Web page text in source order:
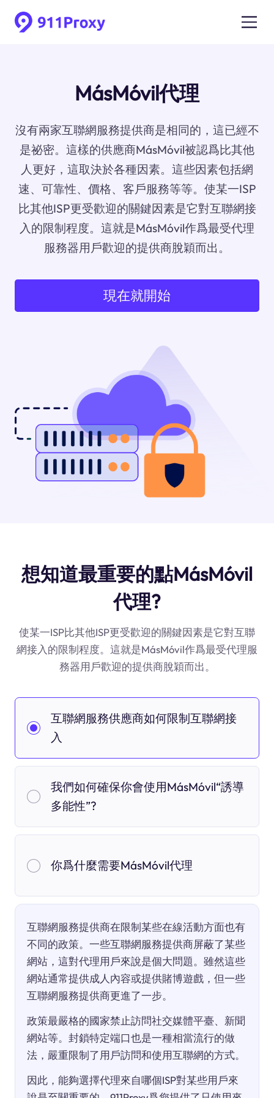
MásMóvil代理
沒有兩家互聯網服務提供商是相同的，這已經不
是祕密。這樣的供應商MásMóvil被認爲比其他
人更好，這取決於各種因素。這些因素包括網
速、可靠性、價格、客戶服務等等。使某一ISP
比其他ISP更受歡迎的關鍵因素是它對互聯網接
入的限制程度。這就是MásMóvil作爲最受代理
服務器用戶歡迎的提供商脫穎而出。
現在就開始
想知道最重要的點MásMóvil
代理?
使某一ISP比其他ISP更受歡迎的關鍵因素是它對互聯
網接入的限制程度。這就是MásMóvil作爲最受代理服
務器用戶歡迎的提供商脫穎而出。
互聯網服務供應商如何限制互聯網接
入
我們如何確保你會使用MásMóvil“誘導
多能性”?
你爲什麼需要MásMóvil代理
互聯網服務提供商在限制某些在線活動方面也有
不同的政策。一些互聯網服務提供商屏蔽了某些
網站，這對代理用戶來說是個大問題。雖然這些
網站通常提供成人內容或提供賭博遊戲，但一些
互聯網服務提供商更進了一步。
政策最嚴格的國家禁止訪問社交媒體平臺、新聞
網站等。封鎖特定端口也是一種相當流行的做
法，嚴重限制了用戶訪問和使用互聯網的方式。
因此，能夠選擇代理來自哪個ISP對某些用戶來